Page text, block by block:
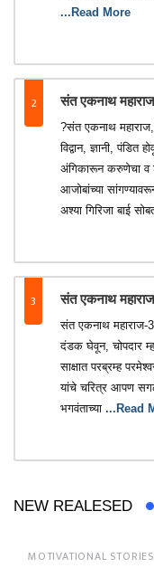
...Read More
2 संत एकनाथ
?संत एकनाथ
विद्वान, ज्ञानी,
अंगिकारून करुणेचा व
आजोबांच्या
अश्या गिरिजा बाई
3 संत एकनाथ
संत एकनाथ
दंडक घेवून, चोपदार
साक्षात परब्रम्ह
यांचे चरित्र आपण
भगवंताच्या ...Read
NEW REALESED
MOTIVATIONAL STORIES